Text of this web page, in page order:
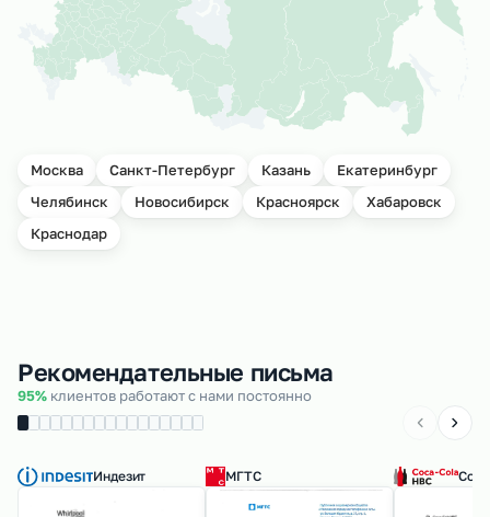
Москва Санкт-Петербург Казань
Екатеринбург
Челябинск
Новосибирск Красноярск
Хабаровск
Краснодар
Рекомендательные письма
95% клиентов работают с нами постоянно
Индезит МГТС